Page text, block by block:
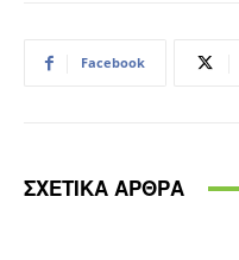
Facebook
ΣΧΕΤΙΚΑ ΑΡΘΡΑ